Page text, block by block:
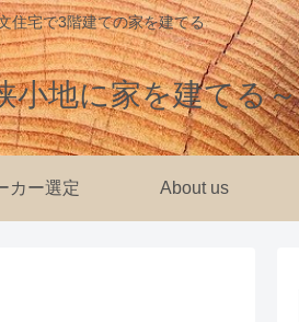
住宅で3階建ての家を建てる
小地に家を建てる～
カー選定 About us